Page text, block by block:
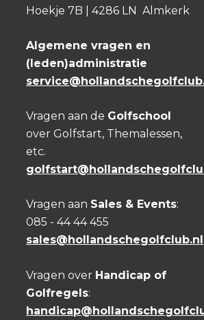
Hoekje 7B | 4286 LN Almkerk
Algemene vragen en
(leden)administratie
Vragen aan de Golfschool
over Golfstart, Themalessen,
etc.
Vragen aan Sales & Events:
085 - 44 44 455
sales@hollandschegolfclub.nl
Vragen over Handicap of
Golfregels: